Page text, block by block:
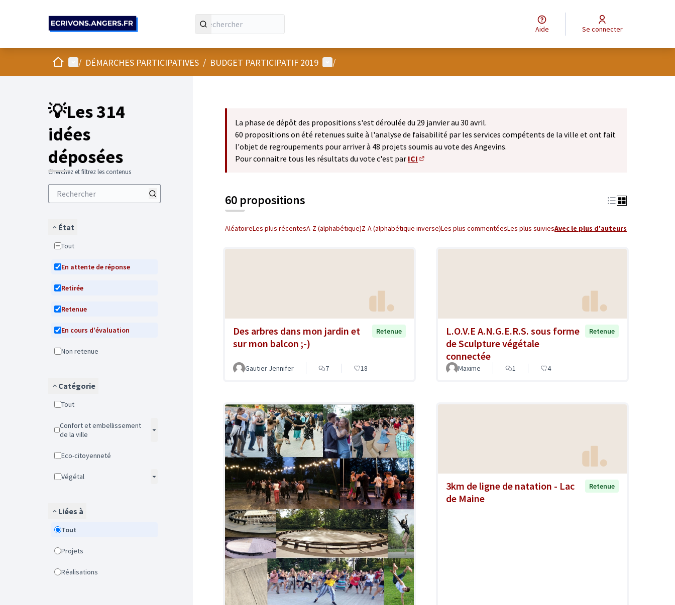
Aide Se connecter
AccueilMenu principal
/ DÉMARCHES PARTICIPATIVES / BUDGET PARTICIPATIF 2019 Menu utilisateur
/
💡Les 314
idées
déposées
Cherchez et filtrez les contenus
État
Tout
En attente de réponse
Retirée
Retenue
En cours d'évaluation
Non retenue
Catégorie
Tout
Confort et embellissement
de la ville
Eco-citoyenneté
Végétal
Liées à
Tout
Projets
Réalisations
La phase de dépôt des propositions s'est déroulée du 29 janvier au 30 avril.
60 propositions on été retenues suite à l'analyse de faisabilité par les services compétents de la ville et ont fait
l'objet de regroupements pour arriver à 48 projets soumis au vote des Angevins.
Pour connaitre tous les résultats du vote c'est par ICI
60 propositions
AléatoireLes plus récentesA-Z (alphabétique)Z-A (alphabétique inverse)Les plus commentéesLes plus suiviesAvec le plus d'auteurs
Des arbres dans mon jardin et
sur mon balcon ;-)
Retenue
Gautier Jennifer 7 18
L.O.V.E A.N.G.E.R.S. sous forme
de Sculpture végétale
connectée
Retenue
Maxime 1 4
3km de ligne de natation - Lac
de Maine
Retenue